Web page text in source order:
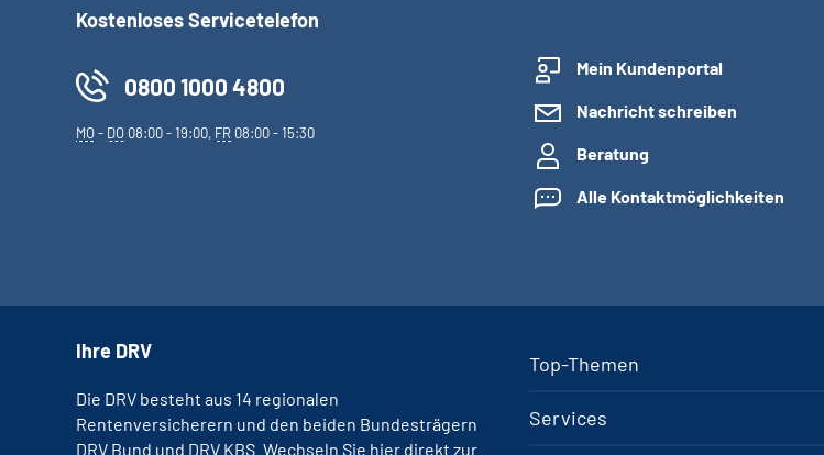
Kostenloses Servicetelefon
0800 1000 4800
MO- DO 08:00 - 19:00, FR 08:00 - 15:30
Mein Kundenportal
Nachricht schreiben
Beratung
Alle Kontaktmöglichkeiten
Top-Themen
Services
Ihre DRV
Die DRV besteht aus 14 regionalen
Rentenversicherern und den beiden Bundesträgern
DRV Bund und DRV KBS. Wechseln Sie hier direkt zur